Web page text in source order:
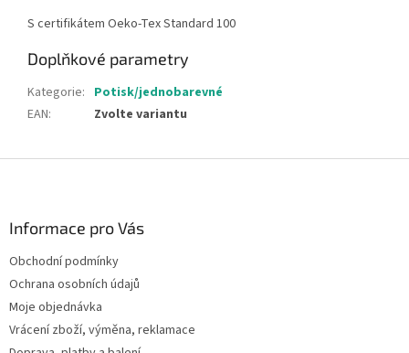
S certifikátem Oeko-Tex Standard 100
Doplňkové parametry
Kategorie: Potisk/jednobarevné
EAN: Zvolte variantu
Informace pro Vás
Obchodní podmínky
Ochrana osobních údajů
Moje objednávka
Vrácení zboží, výměna, reklamace